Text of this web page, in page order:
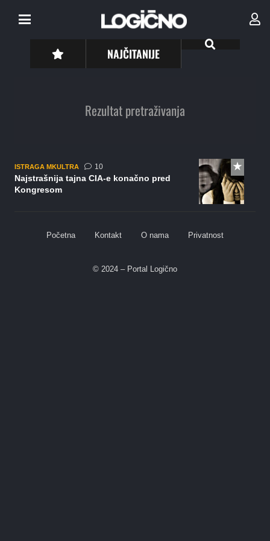
NAJČITANIJE
Rezultat pretraživanja
ISTRAGA MKULTRA 10komentara
Najstrašnija tajna CIA-e konačno pred
Kongresom
Početna Kontakt O nama Privatnost
© 2024 – Portal Logično